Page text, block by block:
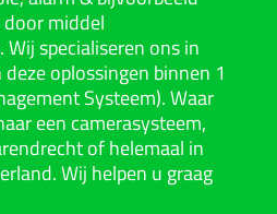
middel
specialiseren ons in
oplossingen binnen 1
Systeem). Waar
een camerasysteem,
of helemaal in
Wij helpen u graag